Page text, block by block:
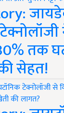
तक
सेहत!